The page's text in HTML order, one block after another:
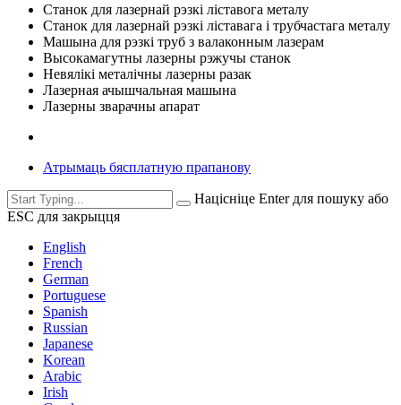
Станок для лазернай рэзкі ліставога металу
Станок для лазернай рэзкі ліставага і трубчастага металу
Машына для рэзкі труб з валаконным лазерам
Высокамагутны лазерны рэжучы станок
Невялікі металічны лазерны разак
Лазерная ачышчальная машына
Лазерны зварачны апарат
Атрымаць бясплатную прапанову
Націсніце Enter для пошуку або
ESC для закрыцця
English
French
German
Portuguese
Spanish
Russian
Japanese
Korean
Arabic
Irish